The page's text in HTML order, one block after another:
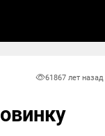
61867 лет назад